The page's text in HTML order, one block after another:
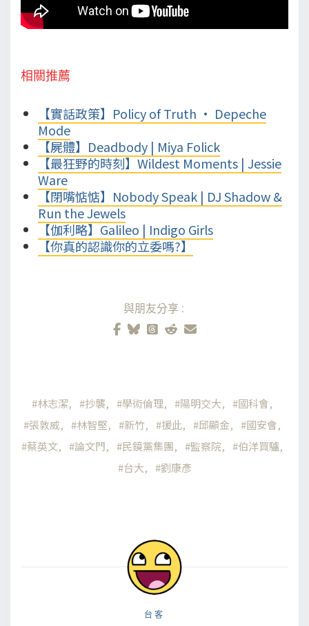
相關推薦
【實話政策】Policy of Truth • Depeche
Mode
【屍體】Deadbody | Miya Folick
【最狂野的時刻】Wildest Moments | Jessie
Ware
【閉嘴惦惦】Nobody Speak | DJ Shadow &
Run the Jewels
【伽利略】Galileo | Indigo Girls
【你真的認識你的立委嗎?】
與朋友分享:
林志潔 抄襲 學術倫理 陽明交大
國科會
張敦威
林智堅 新竹 援此 邱顯金
國安會
蔡英文
論文門 民鏡黨集團 監察院
伯洋買驢
台大
劉康彥
台客